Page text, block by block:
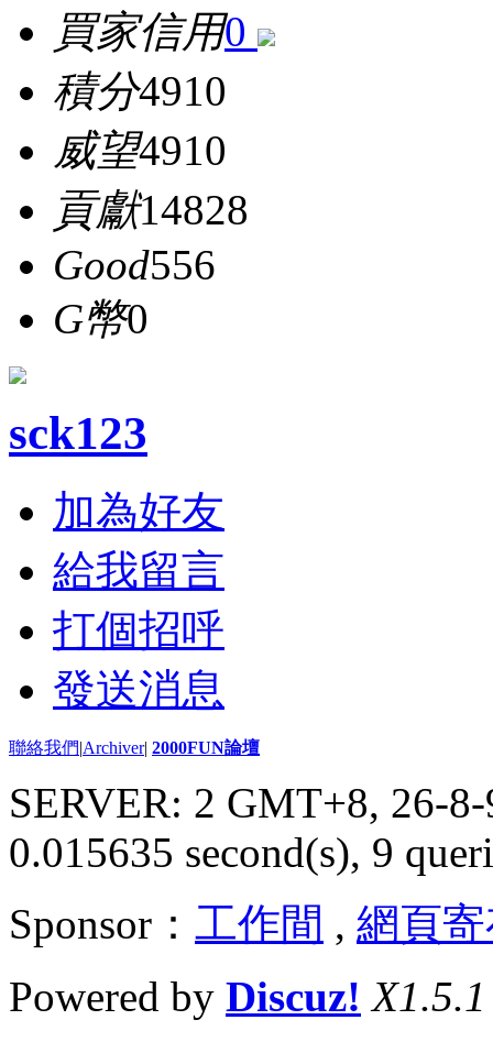
買家信用0
積分4910
威望4910
貢獻14828
Good556
G幣0
sck123
加為好友
給我留言
打個招呼
發送消息
聯絡我們|Archiver| 2000FUN論壇
SERVER: 2 GMT+8, 26-
0.015635 second(s), 9
Sponsor： 工作間 , 網頁
Powered by Discuz! X1.5.1